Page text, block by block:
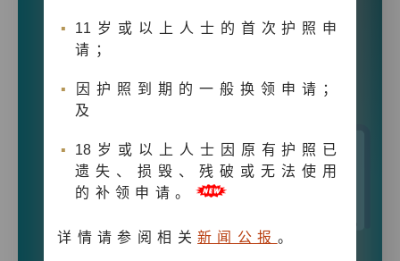
申请外籍家庭佣工签证
申请非永久性居民或旅客签证
「电子签证」网上付款
下载「电子签证」
11岁或以上人士的首次护照申
请；
因护照到期的一般换领申请；
及
18岁或以上人士因原有护照已
遗失、损毁、残破或无法使用
的补领申请。
详情请参阅相关新闻公报 。